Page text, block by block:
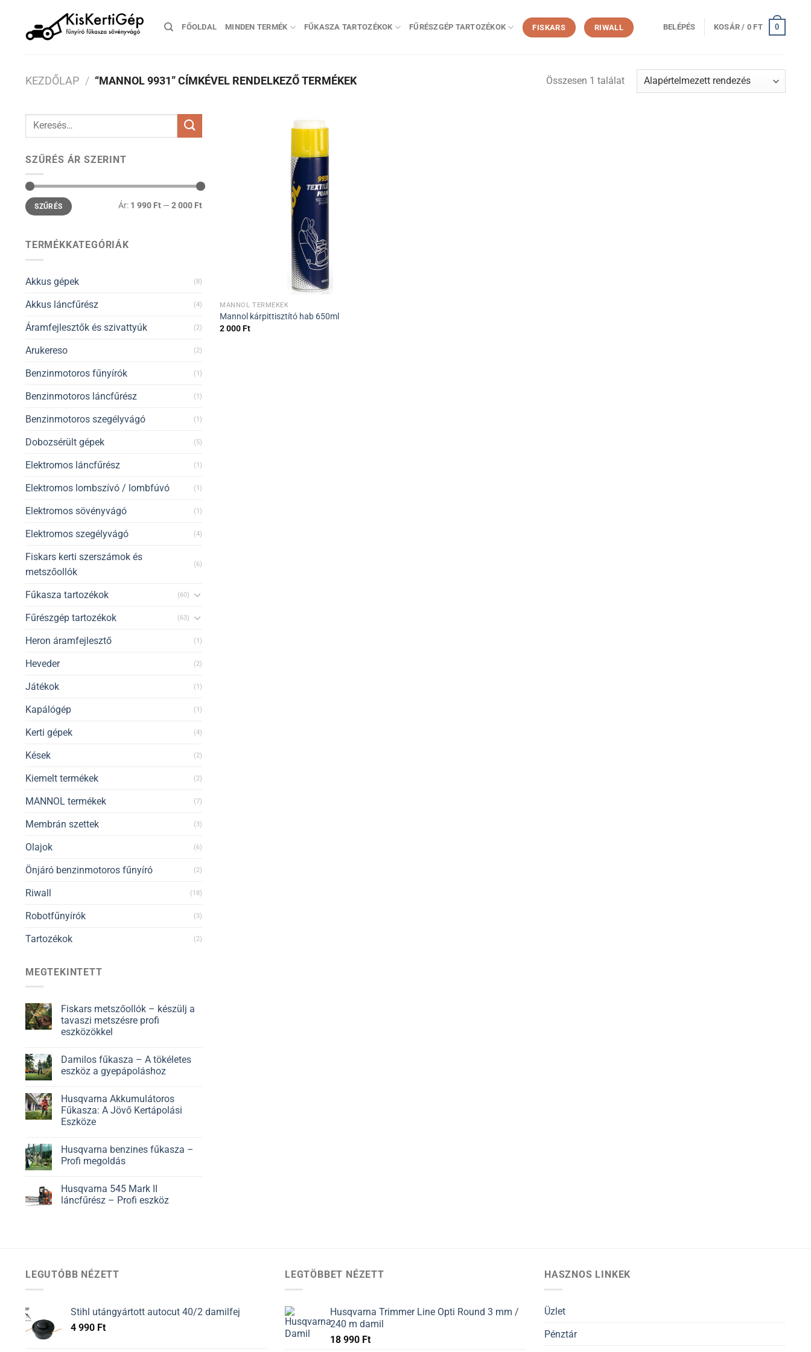
content
FŐOLDAL MINDEN TERMÉK FŰKASZA TARTOZÉKOK FŰRÉSZGÉP TARTOZÉKOK FISKARS RIWALL BELÉPÉS KOSÁR / 0 FT 0
KEZDŐLAP / “MANNOL 9931” CÍMKÉVEL RENDELKEZŐ TERMÉKEK Összesen 1 találat
Keresés
SZŰRÉS ÁR SZERINT
Min
ár
Max
ár
SZŰRÉS Ár: 1 990 Ft— 2 000 Ft
TERMÉKKATEGÓRIÁK
Akkus gépek (8)
Akkus láncfűrész (4)
Áramfejlesztők és szivattyúk (2)
Arukereso (2)
Benzinmotoros fűnyírók (1)
Benzinmotoros láncfűrész (1)
Benzinmotoros szegélyvágó (1)
Dobozsérült gépek (5)
Elektromos láncfűrész (1)
Elektromos lombszívó / lombfúvó (1)
Elektromos sövényvágó (1)
Elektromos szegélyvágó (4)
Fiskars kerti szerszámok és
metszőollók
(6)
Fűkasza tartozékok (60)
Fűrészgép tartozékok (63)
Heron áramfejlesztő (1)
Heveder (2)
Játékok (1)
Kapálógép (1)
Kerti gépek (4)
Kések (2)
Kiemelt termékek (2)
MANNOL termékek (7)
Membrán szettek (3)
Olajok (6)
Önjáró benzinmotoros fűnyíró (2)
Riwall (18)
Robotfűnyírók (3)
Tartozékok (2)
MEGTEKINTETT
Fiskars metszőollók – készülj a
tavaszi metszésre profi
eszközökkel
Damilos fűkasza – A tökéletes
eszköz a gyepápoláshoz
Husqvarna Akkumulátoros
Fűkasza: A Jövő Kertápolási
Eszköze
Husqvarna benzines fűkasza –
Profi megoldás
Husqvarna 545 Mark II
láncfűrész – Profi eszköz
MANNOL TERMÉKEK
Mannol kárpittisztító hab 650ml
2 000Ft
LEGUTÓBB NÉZETT
Stihl utángyártott autocut 40/2 damilfej
4 990 Ft
LEGTÖBBET NÉZETT
Husqvarna Trimmer Line Opti Round 3 mm /
240 m damil
18 990 Ft
HASZNOS LINKEK
Üzlet
Pénztár